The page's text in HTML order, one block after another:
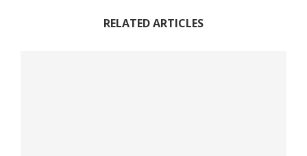
RELATED ARTICLES